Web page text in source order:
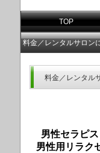
TOP
料金／レンタルサロン
料金／レンタル
男性セラピ
男性用リラク